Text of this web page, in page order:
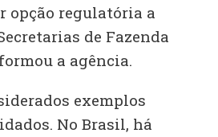
opção regulatória a
de Fazenda
a agência.
exemplos
No Brasil, há